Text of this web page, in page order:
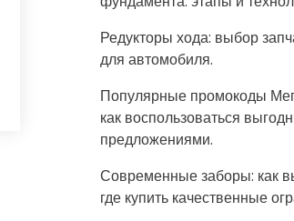
Редукторы хода: выбор
для автомобиля.
Популярные промокоды
как воспользоваться
предложениями.
Современные заборы: как
где купить качественные